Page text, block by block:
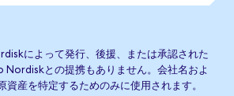
によって発行、後援、または承認された
Nordiskとの提携もありません。会社名およ
資産を特定するためのみに使用されます。